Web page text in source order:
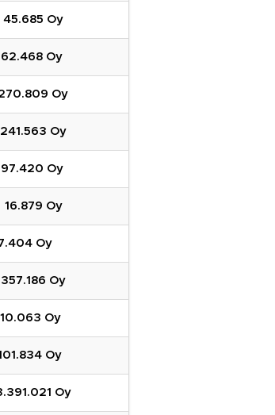
45.685 Oy
62.468 Oy
Oy
241.563 Oy
97.420 Oy
16.879 Oy
Oy
357.186 Oy
10.063 Oy
Oy
Oy